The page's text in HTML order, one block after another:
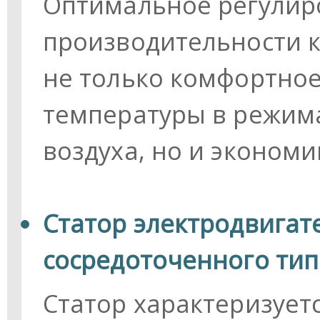
производительности
не только
температуры в
воздуха, но и
Статор
сосредоточенного
Статор